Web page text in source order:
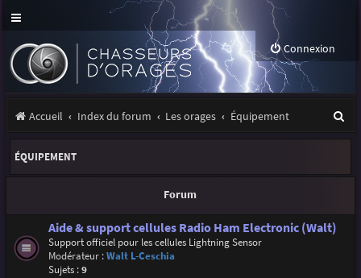
Connexion
Accueil Index du forum Les orages Équipement
e
e
ÉQUIPEMENT
Forum
Aide & support cellules Radio Ham Electronic (Walt)
Support officiel pour les cellules Lightning Sensor
Modérateur :Walt L-Ceschia
Sujets :9